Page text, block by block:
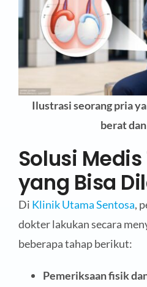
Ilustrasi seorang pria
berat
Solusi
yang Bisa
Di Klinik Utama Sentosa,
dokter lakukan secara
beberapa tahap berikut:
Pemeriksaan fisik